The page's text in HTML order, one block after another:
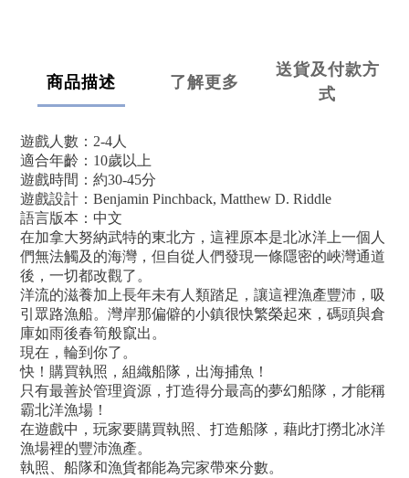
商品描述 了解更多
送貨及付款方
式
遊戲人數：2-4人
適合年齡：10歲以上
遊戲時間：約30-45分
遊戲設計：Benjamin Pinchback, Matthew D. Riddle
語言版本：中文
在加拿大努納武特的東北方，這裡原本是北冰洋上一個人
們無法觸及的海灣，但自從人們發現一條隱密的峽灣通道
後，一切都改觀了。
洋流的滋養加上長年未有人類踏足，讓這裡漁產豐沛，吸
引眾路漁船。灣岸那偏僻的小鎮很快繁榮起來，碼頭與倉
庫如雨後春筍般竄出。
現在，輪到你了。
快！購買執照，組織船隊，出海捕魚！
只有最善於管理資源，打造得分最高的夢幻船隊，才能稱
霸北洋漁場！
在遊戲中，玩家要購買執照、打造船隊，藉此打撈北冰洋
漁場裡的豐沛漁產。
執照、船隊和漁貨都能為完家帶來分數。